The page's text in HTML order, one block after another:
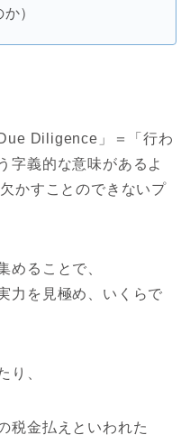
）
Diligence」＝「行わ
字義的な意味があるよ
かすことのできないプ
めることで、
力を見極め、いくらで
り、
税金払えといわれた